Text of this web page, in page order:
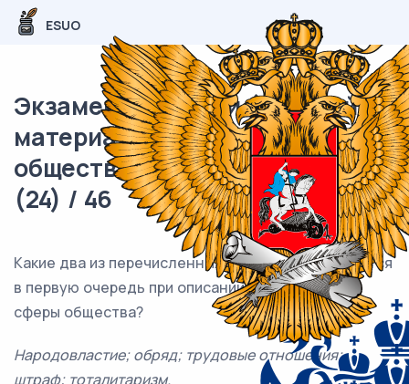
ESUO
Экзаменационный (типовой)
материал ОГЭ /
обществознание / 01 задания
(24) / 46
Какие два из перечисленных понятий используются
в первую очередь при описании политической
сферы общества?
Народовластие; обряд; трудовые отношения;
штраф; тоталитаризм.